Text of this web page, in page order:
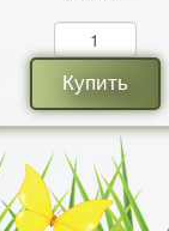
Купить